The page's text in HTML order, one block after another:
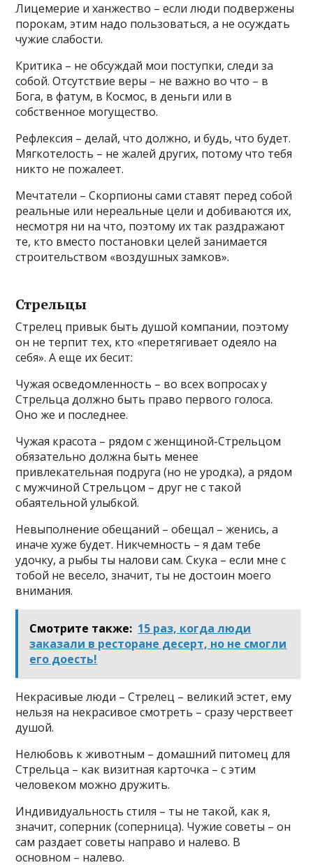
Лицемерие и ханжество – если люди подвержены
порокам, этим надо пользоваться, а не осуждать
чужие слабости.
Критика – не обсуждай мои поступки, следи за
собой. Отсутствие веры – не важно во что – в
Бога, в фатум, в Космос, в деньги или в
собственное могущество.
Рефлексия – делай, что должно, и будь, что будет.
Мягкотелость – не жалей других, потому что тебя
никто не пожалеет.
Мечтатели – Скорпионы сами ставят перед собой
реальные или нереальные цели и добиваются их,
несмотря ни на что, поэтому их так раздражают
те, кто вместо постановки целей занимается
строительством «воздушных замков».
Стрельцы
Стрелец привык быть душой компании, поэтому
он не терпит тех, кто «перетягивает одеяло на
себя». А еще их бесит:
Чужая осведомленность – во всех вопросах у
Стрельца должно быть право первого голоса.
Оно же и последнее.
Чужая красота – рядом с женщиной-Стрельцом
обязательно должна быть менее
привлекательная подруга (но не уродка), а рядом
с мужчиной Стрельцом – друг не с такой
обаятельной улыбкой.
Невыполнение обещаний – обещал – женись, а
иначе хуже будет. Никчемность – я дам тебе
удочку, а рыбы ты налови сам. Скука – если мне с
тобой не весело, значит, ты не достоин моего
внимания.
Смотрите также: 15 раз, когда люди
заказали в ресторане десерт, но не смогли
его доесть!
Некрасивые люди – Стрелец – великий эстет, ему
нельзя на некрасивое смотреть – сразу черствеет
душой.
Нелюбовь к животным – домашний питомец для
Стрельца – как визитная карточка – с этим
человеком можно дружить.
Индивидуальность стиля – ты не такой, как я,
значит, соперник (соперница). Чужие советы – он
сам раздает советы направо и налево. В
основном – налево.